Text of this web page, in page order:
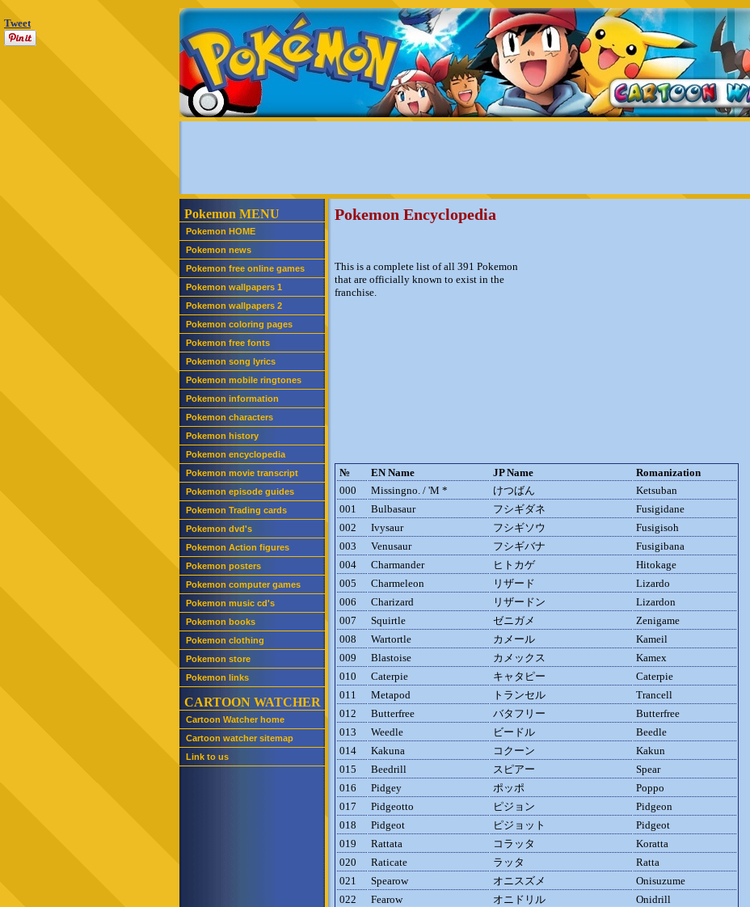
Pokemon MENU
Pokemon HOME
Pokemon news
Pokemon free online games
Pokemon wallpapers 1
Pokemon wallpapers 2
Pokemon coloring pages
Pokemon free fonts
Pokemon song lyrics
Pokemon mobile ringtones
Pokemon information
Pokemon characters
Pokemon history
Pokemon encyclopedia
Pokemon movie transcript
Pokemon episode guides
Pokemon Trading cards
Pokemon dvd's
Pokemon Action figures
Pokemon posters
Pokemon computer games
Pokemon music cd's
Pokemon books
Pokemon clothing
Pokemon store
Pokemon links
CARTOON WATCHER
Cartoon Watcher home
Cartoon watcher sitemap
Link to us
Pokemon Encyclopedia
This is a complete list of all 391 Pokemon
that are officially known to exist in the
franchise.
№ EN Name JP Name
Romanization
000
Missingno. / 'M * けつばん
Ketsuban
001
Bulbasaur フシギダネ
Fusigidane
002
Ivysaur フシギソウ
Fusigisoh
003
Venusaur フシギバナ
Fusigibana
004
Charmander ヒトカゲ
Hitokage
005
Charmeleon リザード
Lizardo
006
Charizard リザードン
Lizardon
007
Squirtle ゼニガメ
Zenigame
008
Wartortle カメール
Kameil
009
Blastoise カメックス
Kamex
010
Caterpie キャタピー
Caterpie
011
Metapod トランセル
Trancell
012
Butterfree バタフリー
Butterfree
013
Weedle ビードル
Beedle
014
Kakuna コクーン
Kakun
015
Beedrill スピアー
Spear
016
Pidgey ポッポ
Poppo
017
Pidgeotto ピジョン
Pidgeon
018
Pidgeot ピジョット
Pidgeot
019
Rattata コラッタ
Koratta
020
Raticate ラッタ
Ratta
021
Spearow オニスズメ
Onisuzume
022
Fearow オニドリル
Onidrill
Tweet